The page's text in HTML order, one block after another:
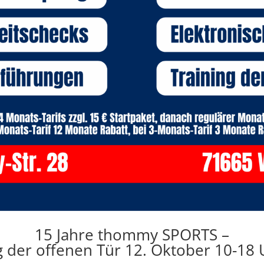
15 Jahre thommy SPORTS –
der offenen Tür 12. Oktober 10-18